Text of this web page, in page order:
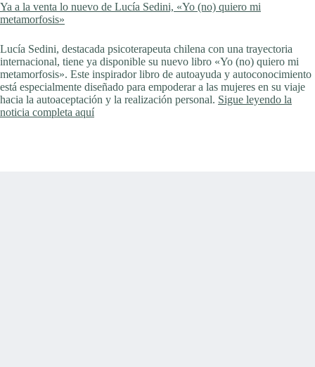
Ya a la venta lo nuevo de Lucía Sedini, «Yo (no) quiero mi
metamorfosis»
Lucía Sedini, destacada psicoterapeuta chilena con una trayectoria
internacional, tiene ya disponible su nuevo libro «Yo (no) quiero mi
metamorfosis». Este inspirador libro de autoayuda y autoconocimiento
está especialmente diseñado para empoderar a las mujeres en su viaje
hacia la autoaceptación y la realización personal. Sigue leyendo la
noticia completa aquí